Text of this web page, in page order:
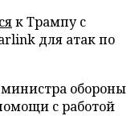
к Трампу с
для атак по
обороны
с работой